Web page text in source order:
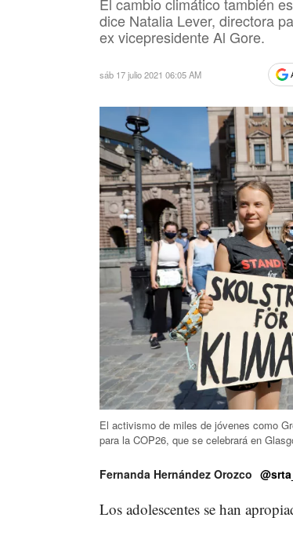
dice Natalia Lever, directora
ex vicepresidente Al Gore.
sáb 17 julio 2021 06:05 AM
El activismo de miles de jóvenes como
para la COP26, que se celebrará en
Fernanda Hernández Orozco
Los adolescentes se han